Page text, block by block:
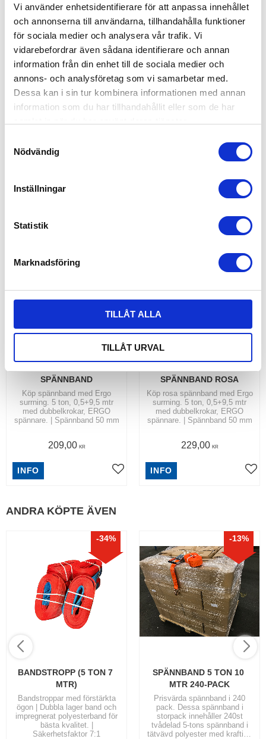
Vi använder enhetsidentifierare för att anpassa innehållet
och annonserna till användarna, tillhandahålla funktioner
för sociala medier och analysera vår trafik. Vi
vidarebefordrar även sådana identifierare och annan
information från din enhet till de sociala medier och
annons- och analysföretag som vi samarbetar med.
Dessa kan i sin tur kombinera informationen med annan
information som du har tillhandahållit eller som de har
Nödvändig
Inställningar
Statistik
Marknadsföring
TILLÅT ALLA
TILLÅT URVAL
EKERIHANTEL 5 TON ALU
Köp Hantel för Ekeri surrning,
svartkromat stål 50 mm |
Reservdelar & Tillbehör
KÖP
ERGO SURRNING
SPÄNNBAND
Köp spännband med Ergo
dubbelkrokar, ERGO spännare. |
SPÄNNBAND
Köp spännband med Ergo
surrning. 5 ton, 0,5+9,5 mtr
med dubbelkrokar, ERGO
spännare. | Spännband 50 mm
209,00 KR
INFO
SPÄNNBAND ROSA
Köp rosa spännband med Ergo
surrning. 5 ton, 0,5+9,5 mtr
med dubbelkrokar, ERGO
spännare. | Spännband 50 mm
229,00 KR
INFO
ANDRA KÖPTE ÄVEN
BANDSTROPP (5 TON 7
MTR)
Bandstroppar med förstärkta
ögon | Dubbla lager band och
impregnerat polyesterband för
bästa kvalitet. |
Säkerhetsfaktor 7:1
34%
SPÄNNBAND 5 TON 10
MTR 240-PACK
Prisvärda spännband i 240
pack. Dessa spännband i
storpack innehåller 240st
tvådelad 5-tons spännband i
tätvävd polyester med kraftiga
13%